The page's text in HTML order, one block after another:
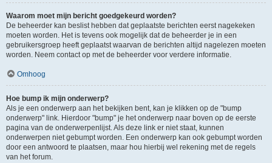
Waarom moet mijn bericht goedgekeurd worden?
De beheerder kan beslist hebben dat geplaatste berichten eerst nagekeken
moeten worden. Het is tevens ook mogelijk dat de beheerder je in een
gebruikersgroep heeft geplaatst waarvan de berichten altijd nagelezen moeten
worden. Neem contact op met de beheerder voor verdere informatie.
Omhoog
Hoe bump ik mijn onderwerp?
Als je een onderwerp aan het bekijken bent, kan je klikken op de "bump
onderwerp" link. Hierdoor "bump" je het onderwerp naar boven op de eerste
pagina van de onderwerpenlijst. Als deze link er niet staat, kunnen
onderwerpen niet gebumpt worden. Een onderwerp kan ook gebumpt worden
door een antwoord te plaatsen, maar hou hierbij wel rekening met de regels
van het forum.